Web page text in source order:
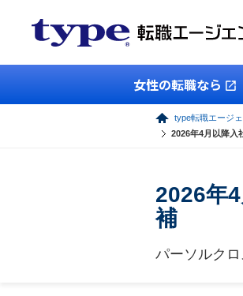
女性の転職なら
type転職エージ
2026年4月以降入
2026年
補
パーソルク